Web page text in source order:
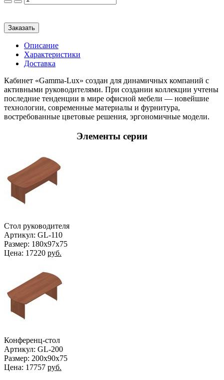
Заказать
Описание
Характеристики
Доставка
Кабинет «Gamma-Lux» создан для динамичных компаний с
активными руководителями. При создании коллекции учтены
последние тенденции в мире офисной мебели — новейшие
технологии, современные материалы и фурнитура,
востребованные цветовые решения, эргономичные модели.
Элементы серии
Стол руководителя
Артикул: GL-110
Размер: 180x97x75
Цена: 17220 руб.
Конференц-стол
Артикул: GL-200
Размер: 200x90x75
Цена: 17757 руб.